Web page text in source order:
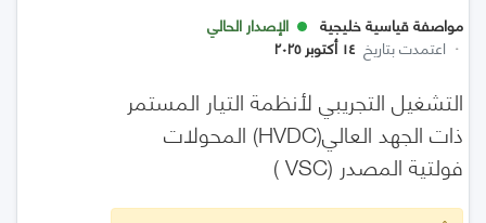
مواصفة قياسية خليجية
الإصدار الحالي
· اعتمدت بتاريخ ١٤ أكتوبر ٢٠٢٥
التشغيل التجريبي لأنظمة التيار المستمر
ذات الجهد العالي(HVDC) المحولات
فولتية المصدر (VSC )